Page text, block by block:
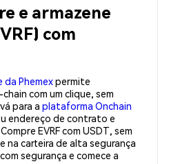
e armazene
com
da Phemexpermite
com um clique, sem
para a plataforma Onchain
endereço de contrato e
EVRF com USDT, sem
na carteira de alta segurança
segurança e comece a